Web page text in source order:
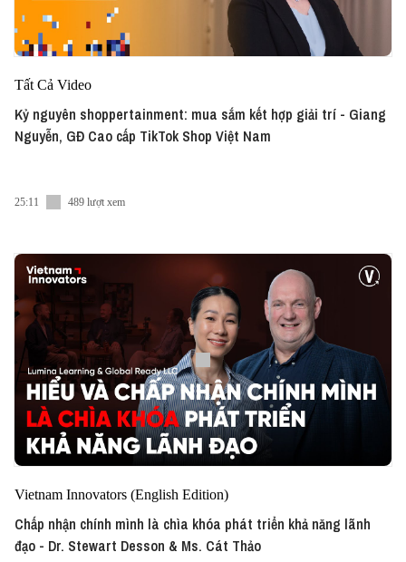
Tất Cả Video
Kỷ nguyên shoppertainment: mua sắm kết hợp giải trí - Giang
Nguyễn, GĐ Cao cấp TikTok Shop Việt Nam
25:11 489 lượt xem
Vietnam Innovators (English Edition)
Chấp nhận chính mình là chìa khóa phát triển khả năng lãnh
đạo - Dr. Stewart Desson & Ms. Cát Thảo